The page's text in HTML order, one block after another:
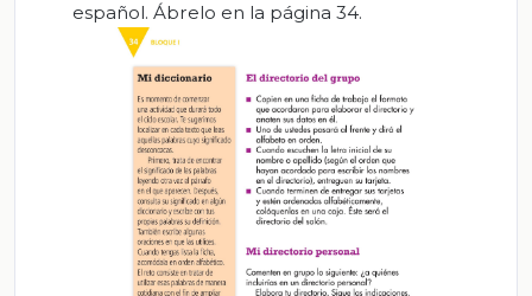
español. Ábrelo en la página 34.